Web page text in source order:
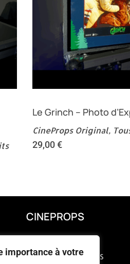
importance à votre
Le Grinch – Photo
CineProps Original,
29,00€
CINEPROPS
MENTIONS LÉGALES